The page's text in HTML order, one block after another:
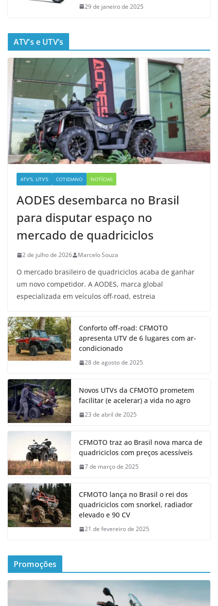
29 de janeiro de 2025
ATV’s e UTV’s
ATV'S, UTV'S COTIDIANO NOTÍCIAS
AODES desembarca no Brasil
para disputar espaço no
mercado de quadriciclos
2 de julho de 2026 Marcelo Souza
O mercado brasileiro de quadriciclos acaba de ganhar
um novo competidor. A AODES, marca global
especializada em veículos off-road, estreia
Conforto off-road: CFMOTO
apresenta UTV de 6 lugares com ar-
condicionado
28 de agosto de 2025
Novos UTVs da CFMOTO prometem
facilitar (e acelerar) a vida no agro
23 de abril de 2025
CFMOTO traz ao Brasil nova marca de
quadriciclos com preços acessíveis
7 de março de 2025
CFMOTO lança no Brasil o rei dos
quadriciclos com snorkel, radiador
elevado e 90 CV
21 de fevereiro de 2025
Promoções